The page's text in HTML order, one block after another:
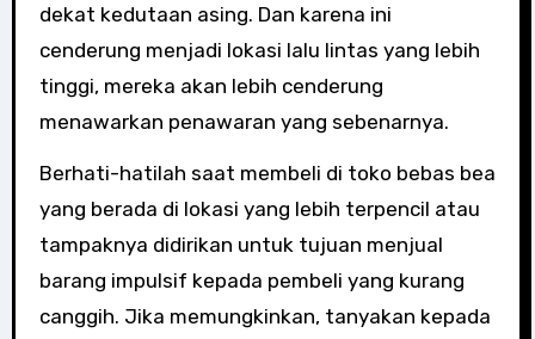
dekat kedutaan asing. Dan karena ini
cenderung menjadi lokasi lalu lintas yang lebih
tinggi, mereka akan lebih cenderung
menawarkan penawaran yang sebenarnya.
Berhati-hatilah saat membeli di toko bebas bea
yang berada di lokasi yang lebih terpencil atau
tampaknya didirikan untuk tujuan menjual
barang impulsif kepada pembeli yang kurang
canggih. Jika memungkinkan, tanyakan kepada